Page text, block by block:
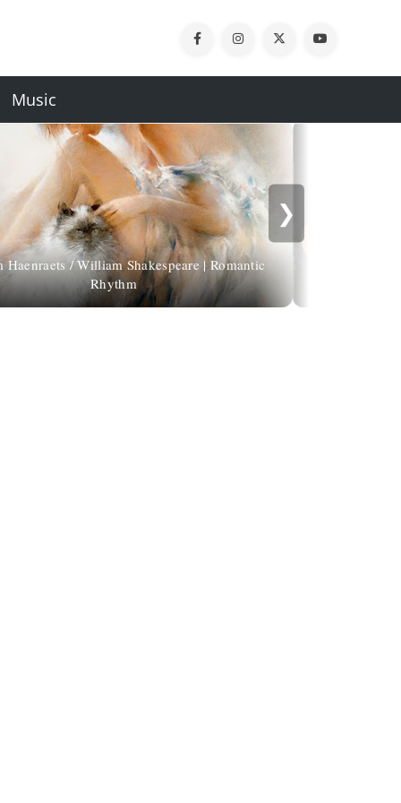
Music
Haenraets / William Shakespeare | Romantic
Rhythm
❯